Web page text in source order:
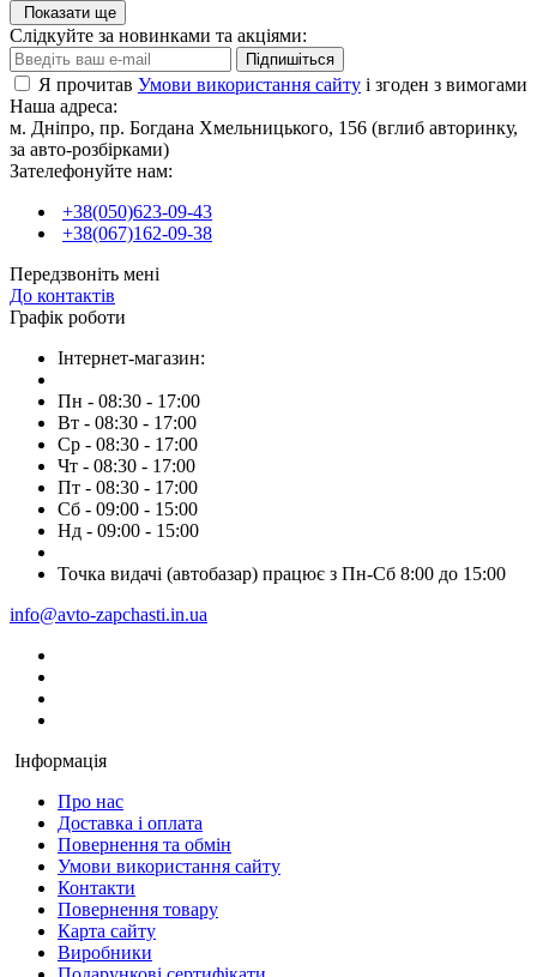
Показати ще
Слідкуйте за новинками та акціями:
Підпишіться
Я прочитав Умови використання сайту і згоден з вимогами
Наша адреса:
м. Дніпро, пр. Богдана Хмельницького, 156 (вглиб авторинку,
за авто-розбірками)
Зателефонуйте нам:
+38(050)623-09-43
+38(067)162-09-38
Передзвоніть мені
До контактів
Графік роботи
Інтернет-магазин:
Пн - 08:30 - 17:00
Вт - 08:30 - 17:00
Ср - 08:30 - 17:00
Чт - 08:30 - 17:00
Пт - 08:30 - 17:00
Сб - 09:00 - 15:00
Нд - 09:00 - 15:00
Точка видачі (автобазар) працює з Пн-Сб 8:00 до 15:00
info@avto-zapchasti.in.ua
Інформація
Про нас
Доставка і оплата
Повернення та обмін
Умови використання сайту
Контакти
Повернення товару
Карта сайту
Виробники